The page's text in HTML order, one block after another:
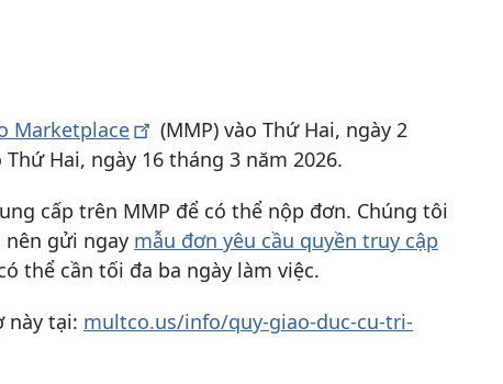
Marketplace
(MMP) vào Thứ Hai, ngày 2
Hai, ngày 16 tháng 3 năm 2026.
cấp trên MMP để có thể nộp đơn. Chúng tôi
nên gửi ngay mẫu đơn yêu cầu quyền truy cập
thể cần tối đa ba ngày làm việc.
này tại: multco.us/info/quy-giao-duc-cu-tri-